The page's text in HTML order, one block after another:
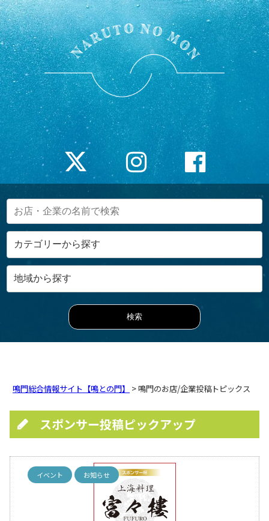
鳴門総合情報サイト【鳴との門】 > 鳴門のお店/企業投稿トピックス
スポンサー投稿ピックアップ
イベント お知らせ